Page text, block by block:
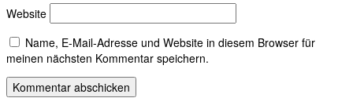
Website
Name, E-Mail-Adresse und Website in diesem Browser für
meinen nächsten Kommentar speichern.